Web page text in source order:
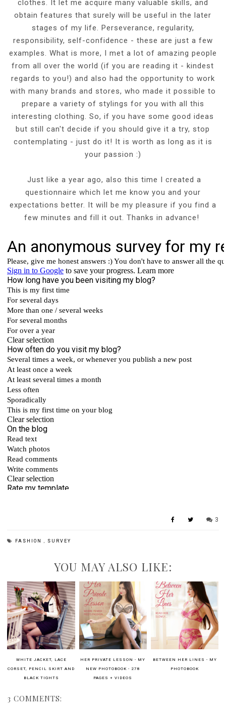
clothes. It let me acquire many valuable skills, and
obtain features that surely will be useful in the later
stages of my life. Perseverance, regularity,
responsibility, self-confidence - these are just a few
examples. What is more, I met a lot of amazing people
from all over the world (if you are reading it - kindest
regards to you!) and also had the opportunity to work
with many brands and stores, who made it possible to
prepare a variety of stylings for you with all this
interesting clothing. So, if you have some good ideas
but still can't decide if you should give it a try, stop
contemplating - just do it! It is worth as long as it is
your passion :)
Just like a year ago, also this time I created a
questionnaire which let me know you and your
expectations better. It will be my pleasure if you find a
few minutes and fill it out. Thanks in advance!
3
FASHION SURVEY
YOU MAY ALSO LIKE:
WHITE JACKET, LACE
CORSET, PENCIL SKIRT AND
BLACK TIGHTS
HER PRIVATE LESSON - MY
NEW PHOTOBOOK - 278
PAGES + VIDEOS
BETWEEN HER LINES - MY
PHOTOBOOK
3 COMMENTS: